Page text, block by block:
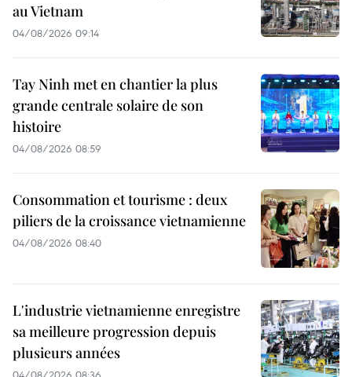
au Vietnam
04/08/2026 09:14
Tay Ninh met en chantier la plus
grande centrale solaire de son
histoire
04/08/2026 08:59
Consommation et tourisme : deux
piliers de la croissance vietnamienne
04/08/2026 08:40
L'industrie vietnamienne enregistre
sa meilleure progression depuis
plusieurs années